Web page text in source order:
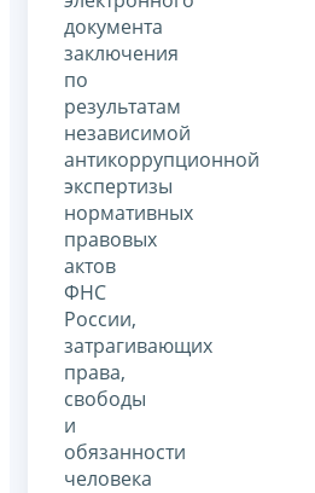
документа
заключения
по
результатам
независимой
антикоррупционной
экспертизы
нормативных
правовых
актов
ФНС
России,
затрагивающих
права,
свободы
и
обязанности
человека